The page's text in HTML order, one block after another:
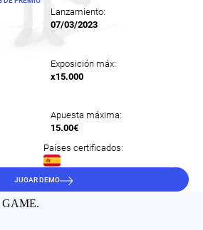
Lanzamiento:
07/03/2023
Exposición máx:
x15.000
Apuesta máxima:
15.00€
Países certificados:
JUGAR DEMO